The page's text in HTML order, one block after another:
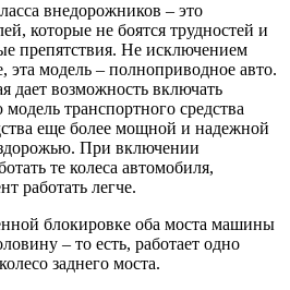
внедорожников – это
которые не боятся трудностей и
препятствия. Не исключением
эта модель – полноприводное авто.
дает возможность включать
транспортного средства
еще более мощной и надежной
При включении
те колеса автомобиля,
работать легче.
блокировке оба моста машины
– то есть, работает одно
заднего моста.